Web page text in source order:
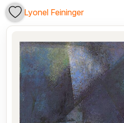
Lyonel Feininger